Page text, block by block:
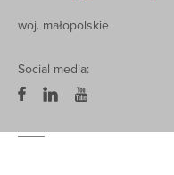
woj. małopolskie
Social media: